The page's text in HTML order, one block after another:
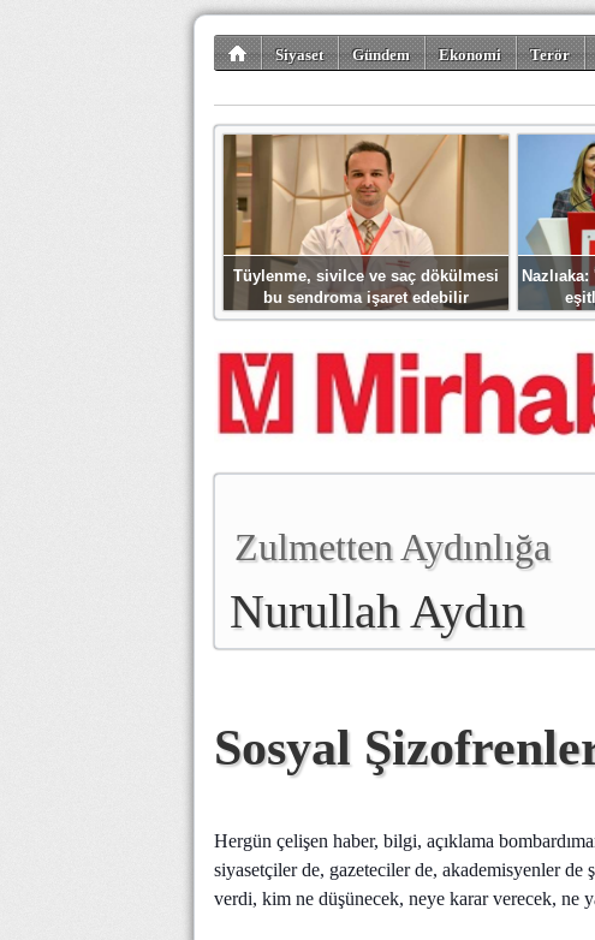
Siyaset Gündem Ekonomi Terör
Tüylenme, sivilce ve saç dökülmesi
bu sendroma işaret edebilir
Zulmetten Aydınlığa
Nurullah Aydın
Sosyal
Hergün çelişen haber, bilgi, açıklama
siyasetçiler de, gazeteciler de, akademisyenler de
verdi, kim ne düşünecek, neye karar verecek, ne